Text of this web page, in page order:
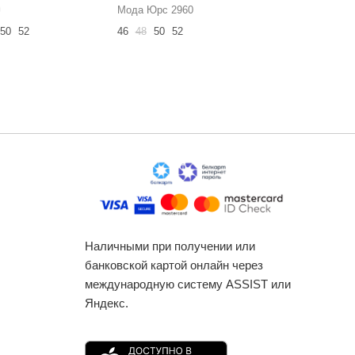
50 52
Мода Юрс 2960
46 48 50 52
Наличными при получении или
банковской картой онлайн через
международную систему ASSIST или
Яндекс.